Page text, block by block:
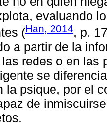
evaluando
(Han, 2014, p.
a partir de la
redes o en las
se
la psique, por el
de